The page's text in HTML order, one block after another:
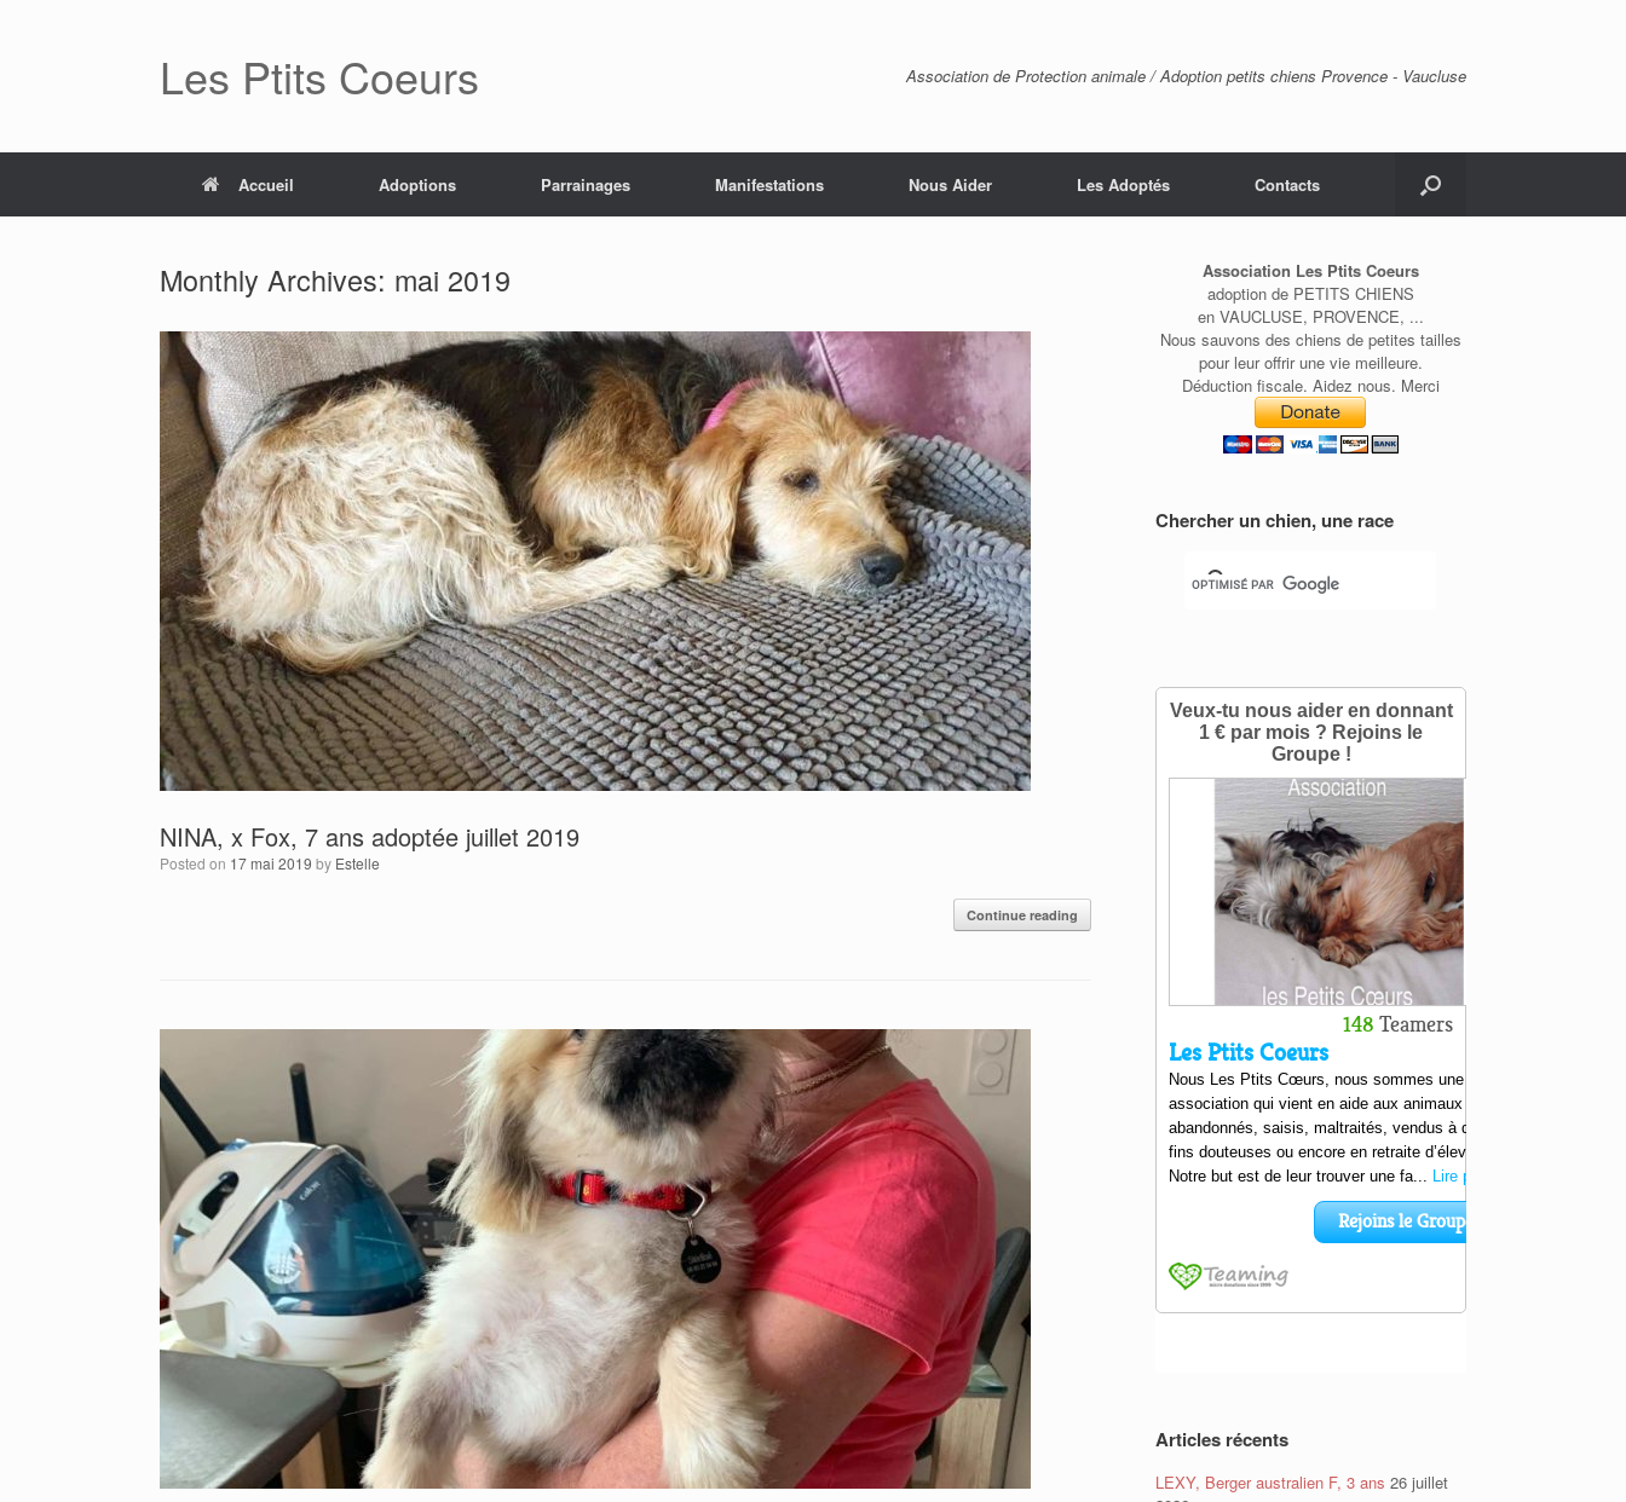
Les Ptits Coeurs Association de Protection animale / Adoption petits chiens Provence - Vaucluse
Accueil Adoptions Parrainages Manifestations Nous Aider Les Adoptés Contacts
Monthly Archives: mai 2019
NINA, x Fox, 7 ans adoptée juillet 2019
Posted on 17 mai 2019 by Estelle
Continue reading
Association Les Ptits Coeurs
adoption de PETITS CHIENS
en VAUCLUSE, PROVENCE, ...
Nous sauvons des chiens de petites tailles
pour leur offrir une vie meilleure.
Déduction fiscale. Aidez nous. Merci
Chercher un chien, une race
Articles récents
LEXY, Berger australien F, 3 ans 26 juillet